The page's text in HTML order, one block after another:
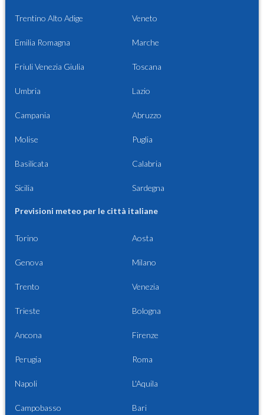
Trentino Alto Adige Veneto
Emilia Romagna Marche
Friuli Venezia Giulia Toscana
Umbria Lazio
Campania Abruzzo
Molise Puglia
Basilicata Calabria
Sicilia Sardegna
Previsioni meteo per le città italiane
Torino Aosta
Genova Milano
Trento Venezia
Trieste Bologna
Ancona Firenze
Perugia Roma
Napoli L'Aquila
Campobasso Bari